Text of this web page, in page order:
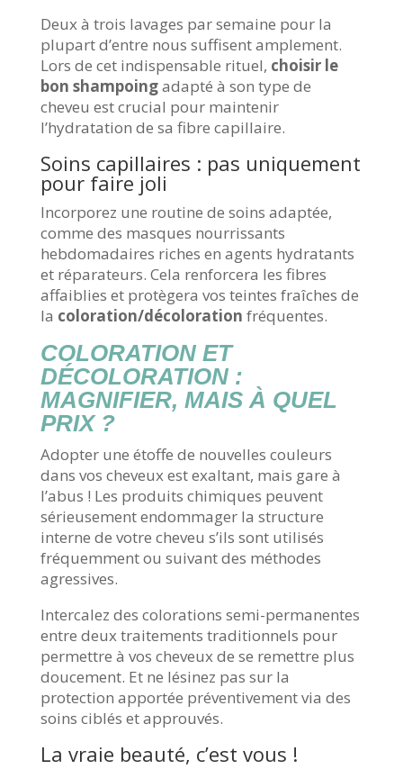
Deux à trois lavages par semaine pour la
plupart d’entre nous suffisent amplement.
Lors de cet indispensable rituel, choisir le
bon shampoingadapté à son type de
cheveu est crucial pour maintenir
l’hydratation de sa fibre capillaire.
Soins capillaires : pas uniquement
pour faire joli
Incorporez une routine de soins adaptée,
comme des masques nourrissants
hebdomadaires riches en agents hydratants
et réparateurs. Cela renforcera les fibres
affaiblies et protègera vos teintes fraîches de
la coloration/décoloration fréquentes.
COLORATION ET
DÉCOLORATION :
MAGNIFIER, MAIS À QUEL
PRIX ?
Adopter une étoffe de nouvelles couleurs
dans vos cheveux est exaltant, mais gare à
l’abus ! Les produits chimiques peuvent
sérieusement endommager la structure
interne de votre cheveu s’ils sont utilisés
fréquemment ou suivant des méthodes
agressives.
Intercalez des colorations semi-permanentes
entre deux traitements traditionnels pour
permettre à vos cheveux de se remettre plus
doucement. Et ne lésinez pas sur la
protection apportée préventivement via des
soins ciblés et approuvés.
La vraie beauté, c’est vous !